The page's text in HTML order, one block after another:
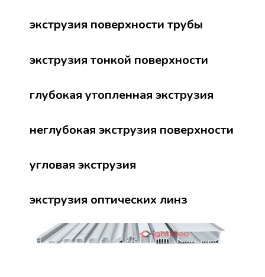
экструзия поверхности трубы
экструзия тонкой поверхности
глубокая утопленная экструзия
неглубокая экструзия поверхности
угловая экструзия
экструзия оптических линз